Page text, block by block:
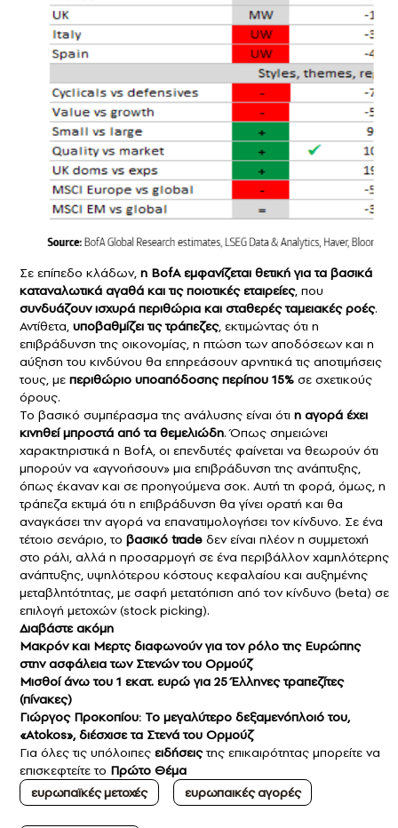
Σε επίπεδο κλάδων, η BofA εμφανίζεται θετική για τα βασικά
καταναλωτικά αγαθά και τις ποιοτικές εταιρείες, που
συνδυάζουν ισχυρά περιθώρια και σταθερές ταμειακές ροές.
Αντίθετα, υποβαθμίζει τις τράπεζες, εκτιμώντας ότι η
επιβράδυνση της οικονομίας, η πτώση των αποδόσεων και η
αύξηση του κινδύνου θα επηρεάσουν αρνητικά τις αποτιμήσεις
τους, με περιθώριο υποαπόδοσης περίπου 15% σε σχετικούς
όρους.
Το βασικό συμπέρασμα της ανάλυσης είναι ότι η αγορά έχει
κινηθεί μπροστά από τα θεμελιώδη. Όπως σημειώνει
χαρακτηριστικά η BofA, οι επενδυτές φαίνεται να θεωρούν ότι
μπορούν να «αγνοήσουν» μια επιβράδυνση της ανάπτυξης,
όπως έκαναν και σε προηγούμενα σοκ. Αυτή τη φορά, όμως, η
τράπεζα εκτιμά ότι η επιβράδυνση θα γίνει ορατή και θα
αναγκάσει την αγορά να επανατιμολογήσει τον κίνδυνο. Σε ένα
τέτοιο σενάριο, το βασικό trade δεν είναι πλέον η συμμετοχή
στο ράλι, αλλά η προσαρμογή σε ένα περιβάλλον χαμηλότερης
ανάπτυξης, υψηλότερου κόστους κεφαλαίου και αυξημένης
μεταβλητότητας, με σαφή μετατόπιση από τον κίνδυνο (beta) σε
επιλογή μετοχών (stock picking).
Διαβάστε ακόμη
Μακρόν και Μερτς διαφωνούν για τον ρόλο της Ευρώπης
στην ασφάλεια των Στενών του Ορμούζ
Μισθοί άνω του 1 εκατ. ευρώ για 25 Έλληνες τραπεζίτες
(πίνακες)
Γιώργος Προκοπίου: Το μεγαλύτερο δεξαμενόπλοιό του,
«Atokos», διέσχισε τα Στενά του Ορμούζ
Για όλες τις υπόλοιπες ειδήσειςτης επικαιρότητας μπορείτε να
επισκεφτείτε το Πρώτο Θέμα
ευρωπαϊκές μετοχές
ευρωπαικές αγορές